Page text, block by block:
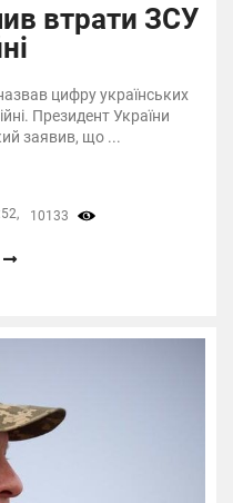
втрати ЗСУ
цифру українських
Президент України
заявив, що ...
10133